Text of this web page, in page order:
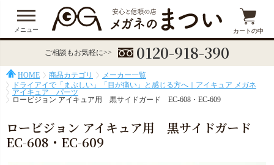
メニュー カートの中
ご相談もお気軽に>> 0120-918-390
HOME 商品カテゴリ
メーカー一覧
ドライアイで「まぶしい」「目が痛い」と感じる方へ｜アイキュア メガネ
アイキュア パーツ
ロービジョン アイキュア用 黒サイドガード EC-608・EC-609
ロービジョン アイキュア用 黒サイドガード
EC-608・EC-609